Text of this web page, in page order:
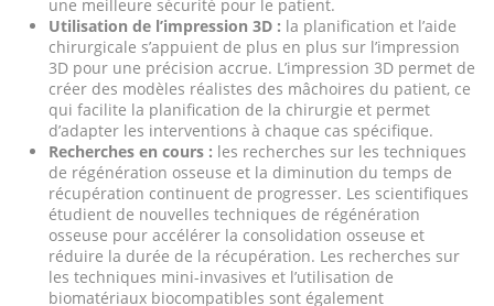
une meilleure sécurité pour le patient.
Utilisation de l’impression 3D : la planification et l’aide
chirurgicale s’appuient de plus en plus sur l’impression
3D pour une précision accrue. L’impression 3D permet de
créer des modèles réalistes des mâchoires du patient, ce
qui facilite la planification de la chirurgie et permet
d’adapter les interventions à chaque cas spécifique.
Recherches en cours : les recherches sur les techniques
de régénération osseuse et la diminution du temps de
récupération continuent de progresser. Les scientifiques
étudient de nouvelles techniques de régénération
osseuse pour accélérer la consolidation osseuse et
réduire la durée de la récupération. Les recherches sur
les techniques mini-invasives et l’utilisation de
biomatériaux biocompatibles sont également